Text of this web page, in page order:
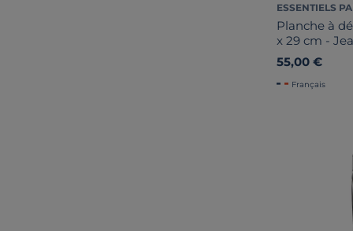
ESSENTIELS
Planche à
x 29 cm -
55,00 €
Français